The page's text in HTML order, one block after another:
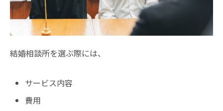
結婚相談所を選ぶ際には、
サービス内容
費用